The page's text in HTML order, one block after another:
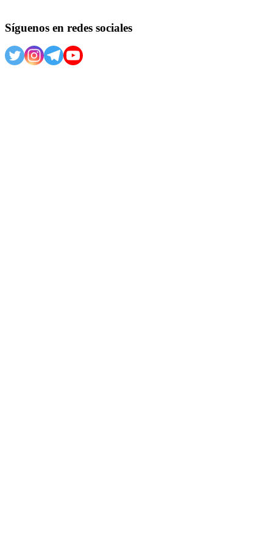
Síguenos en redes sociales